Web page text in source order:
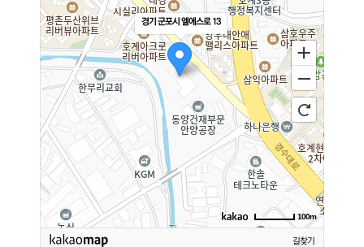
경기 군포시 엘에스로 13
100m
길찾기